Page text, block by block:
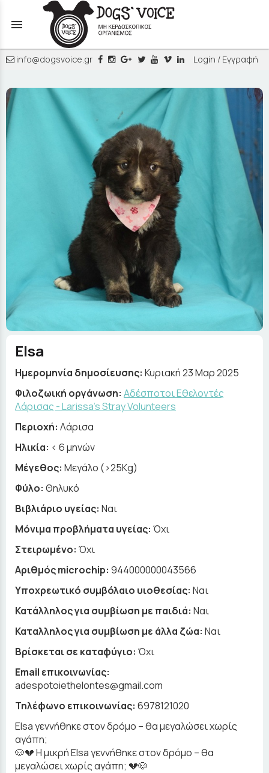
menu
info@dogsvoice.gr Login / Εγγραφή
Elsa
Ημερομηνία δημοσίευσης: Κυριακή 23 Μαρ 2025
Φιλοζωική οργάνωση: Αδέσποτοι Εθελοντές
Λάρισας - Larissa's Stray Volunteers
Περιοχή: Λάρισα
Ηλικία: < 6 μηνών
Μέγεθος: Μεγάλο (>25Kg)
Φύλο: Θηλυκό
Βιβλιάριο υγείας: Ναι
Μόνιμα προβλήματα υγείας: Όχι
Στειρωμένο: Όχι
Αριθμός microchip: 944000000043566
Υποχρεωτικό συμβόλαιο υιοθεσίας: Ναι
Κατάλληλος για συμβίωση με παιδιά: Ναι
Καταλληλος για συμβίωση με άλλα ζώα: Ναι
Βρίσκεται σε καταφύγιο: Όχι
Email επικοινωνίας:
adespotoiethelontes@gmail.com
Τηλέφωνο επικοινωνίας: 6978121020
Elsa γεννήθηκε στον δρόμο – θα μεγαλώσει χωρίς
αγάπη;
🐶💔 Η μικρή Elsa γεννήθηκε στον δρόμο – θα
μεγαλώσει χωρίς αγάπη; 💔🐶